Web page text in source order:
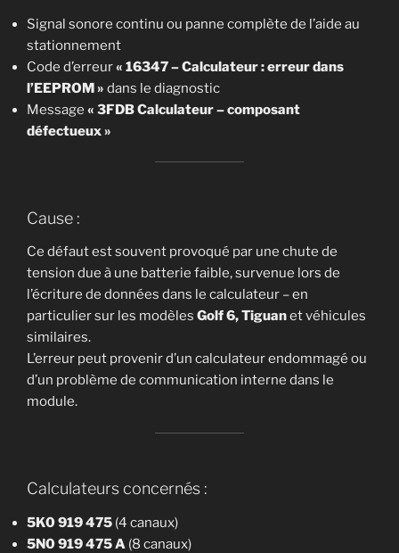
Signal sonore continu ou panne complète de l’aide au
stationnement
Code d’erreur« 16347 – Calculateur : erreur dans
l’EEPROM » dans le diagnostic
Message « 3FDB Calculateur – composant
défectueux »
Cause :
Ce défaut est souvent provoqué par une chute de
tension due à une batterie faible, survenue lors de
l’écriture de données dans le calculateur – en
particulier sur les modèles Golf 6, Tiguanet véhicules
similaires.
L’erreur peut provenir d’un calculateur endommagé ou
d’un problème de communication interne dans le
module.
Calculateurs concernés :
5K0 919 475 (4 canaux)
5N0 919 475 A (8 canaux)